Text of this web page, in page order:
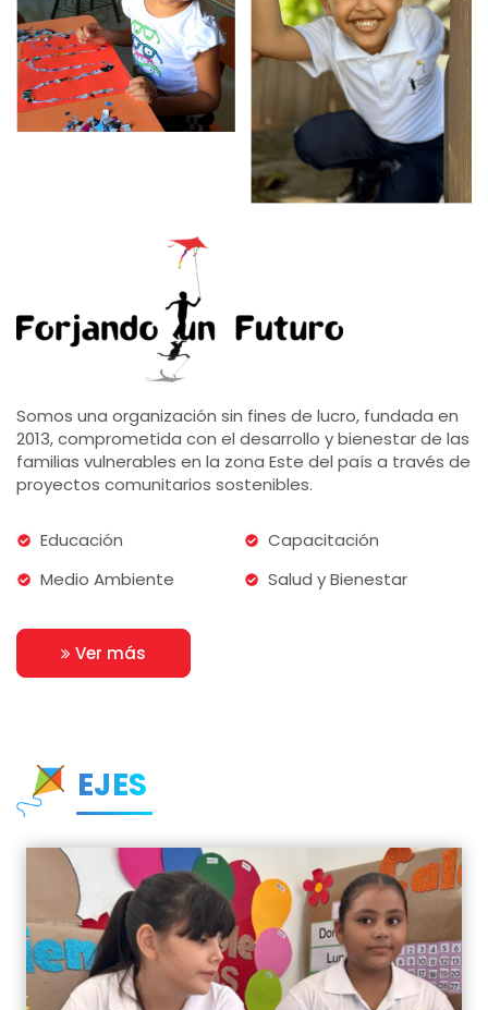
Somos una organización sin fines de lucro, fundada en
2013, comprometida con el desarrollo y bienestar de las
familias vulnerables en la zona Este del país a través de
proyectos comunitarios sostenibles.
Educación
Capacitación
Medio Ambiente
Salud y Bienestar
Ver más
EJES